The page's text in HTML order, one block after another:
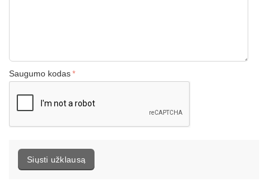
Saugumo kodas
Siųsti užklausą